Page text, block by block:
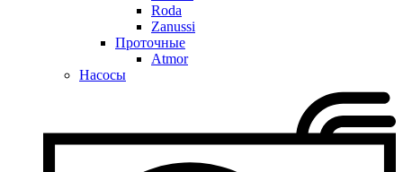
Roda
Zanussi
Проточные
Atmor
Насосы